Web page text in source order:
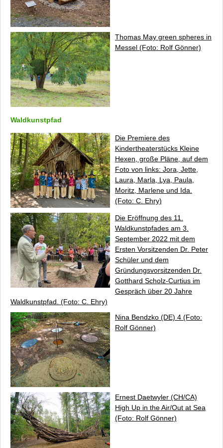
Thomas May green spheres in
Messel (Foto: Rolf Gönner)
Waldkunstpfad
Die Premiere des
Kindertheaterstücks Kleine
Hexen, große Pläne , auf dem
Foto von links: Jora, Jette,
Laura, Marla, Lya, Paula,
Moritz, Marlene und Ida.
(Foto: C. Ehry)
Die Eröffnung des 11.
Waldkunstpfades am 3.
September 2022 mit dem
Ersten Vorsitzenden Dr. Peter
Schüler und dem
Gründungsvorsitzenden Dr.
Gotthard Scholz-Curtius im
Gespräch über 20 Jahre
Waldkunstpfad. (Foto: C. Ehry)
Nina Bendzko (DE) 4 (Foto:
Rolf Gönner)
Ernest Daetwyler (CH/CA)
High Up in the Air/Out at Sea
(Foto: Rolf Gönner)